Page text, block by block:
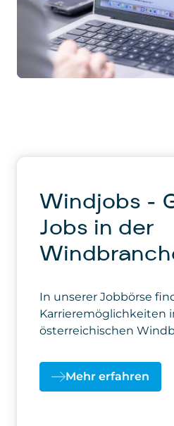
Windjobs -
Jobs in der
In unserer Jobbörse
Karrieremöglichkeiten
österreichischen
Mehr erfahren